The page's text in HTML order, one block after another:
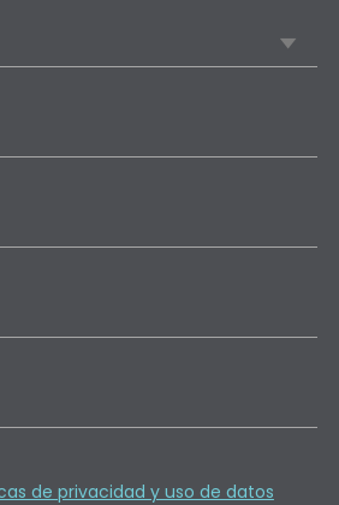
de privacidad y uso de datos